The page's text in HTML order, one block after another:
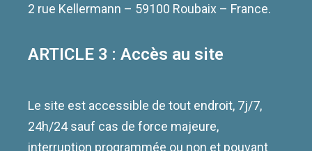
2 rue Kellermann – 59100 Roubaix – France.
ARTICLE 3 : Accès au site
Le site est accessible de tout endroit, 7j/7,
24h/24 sauf cas de force majeure,
interruption programmée ou non et pouvant